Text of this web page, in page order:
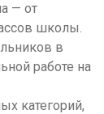
— от
школы.
в
работе на
категорий,